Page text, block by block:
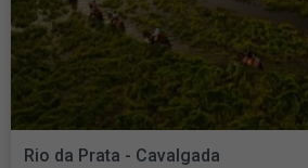
Rio da Prata - Cavalgada